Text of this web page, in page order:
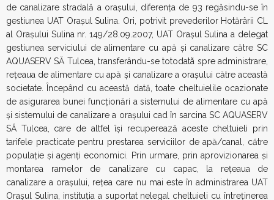
de canalizare stradală a oraşului, diferenţa de 93 regăsindu-se în
gestiunea UAT Oraşul Sulina. Ori, potrivit prevederilor Hotărârii CL
al Oraşului Sulina nr. 149/28.09.2007, UAT Oraşul Sulina a delegat
gestiunea serviciului de alimentare cu apă şi canalizare către SC
AQUASERV SĂ Tulcea, transferându-se totodatã spre administrare,
reţeaua de alimentare cu apă şi canalizare a oraşului către această
societate. Începând cu această dată, toate cheltuielile ocazionate
de asigurarea bunei funcţionări a sistemului de alimentare cu apă
şi sistemului de canalizare a oraşului cad în sarcina SC AQUASERV
SĂ Tulcea, care de altfel îşi recuperează aceste cheltuieli prin
tarifele practicate pentru prestarea serviciilor de apă/canal, către
populaţie şi agenţi economici. Prin urmare, prin aprovizionarea şi
montarea ramelor de canalizare cu capac, la reţeaua de
canalizare a oraşului, reţea care nu mai este în administrarea UAT
Oraşul Sulina, instituţia a suportat nelegal cheltuieli cu întreţinerea